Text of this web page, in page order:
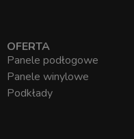
OFERTA
Panele podłogowe
Panele winylowe
Podkłady